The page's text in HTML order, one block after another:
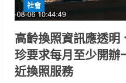
社會
高齡換照資訊應透
珍要求每月至少開
近換照服務